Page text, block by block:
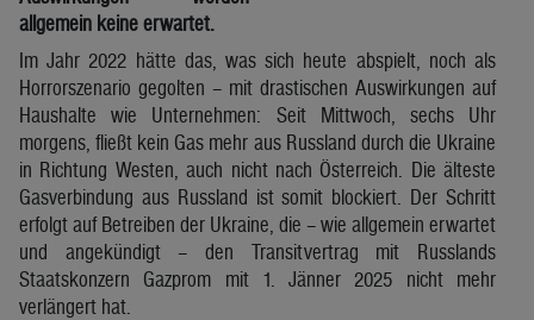
allgemein keine erwartet.
Im Jahr 2022 hätte das, was sich heute abspielt, noch als
Horrorszenario gegolten – mit drastischen Auswirkungen auf
Haushalte wie Unternehmen: Seit Mittwoch, sechs Uhr
morgens, fließt kein Gas mehr aus Russland durch die Ukraine
in Richtung Westen, auch nicht nach Österreich. Die älteste
Gasverbindung aus Russland ist somit blockiert. Der Schritt
erfolgt auf Betreiben der Ukraine, die – wie allgemein erwartet
und angekündigt – den Transitvertrag mit Russlands
Staatskonzern Gazprom mit 1. Jänner 2025 nicht mehr
verlängert hat.